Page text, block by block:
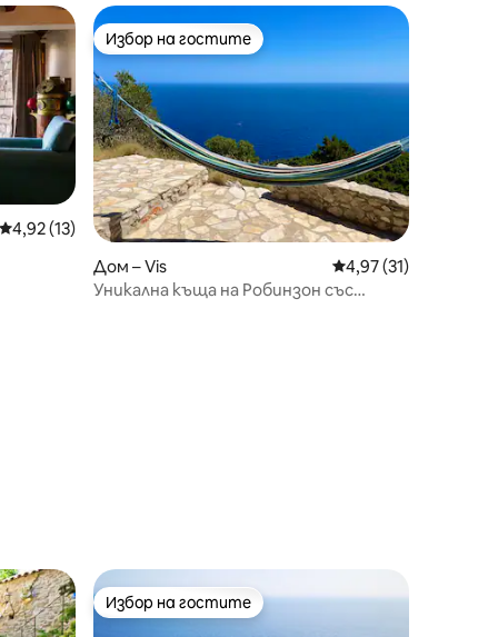
Средна оценка: 4,92 от 5, 13 отзива
4,92 (13)
Избор на гостите
Избор на гостите
Дом – Vis Средна оценка:
4,97 (31)
Уникална къща на Робинзон със
Избор на гостите
Избор на гостите